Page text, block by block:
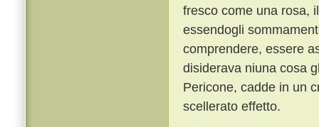
fresco come una rosa,
essendogli
comprendere, essere
disiderava niuna cosa
Pericone, cadde in un
scellerato effetto.